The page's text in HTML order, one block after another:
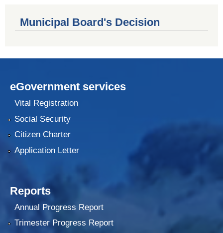
Municipal Board's Decision
eGovernment services
Vital Registration
Social Security
Citizen Charter
Application Letter
Reports
Annual Progress Report
Trimester Progress Report